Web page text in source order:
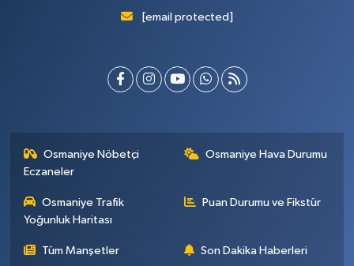
[email protected]
Osmaniye Nöbetçi
Eczaneler
Osmaniye Hava Durumu
Osmaniye Trafik
Yoğunluk Haritası
Puan Durumu ve Fikstür
Tüm Manşetler Son Dakika Haberleri